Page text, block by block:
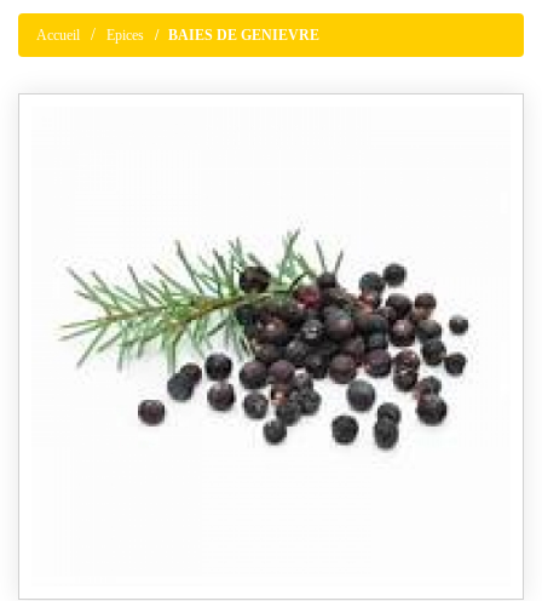
Accueil Epices BAIES DE GENIEVRE